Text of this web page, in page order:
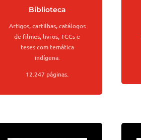
Biblioteca
Artigos, cartilhas, catálogos
de filmes, livros, TCCs e
teses com temática
indígena.
12.247 páginas.